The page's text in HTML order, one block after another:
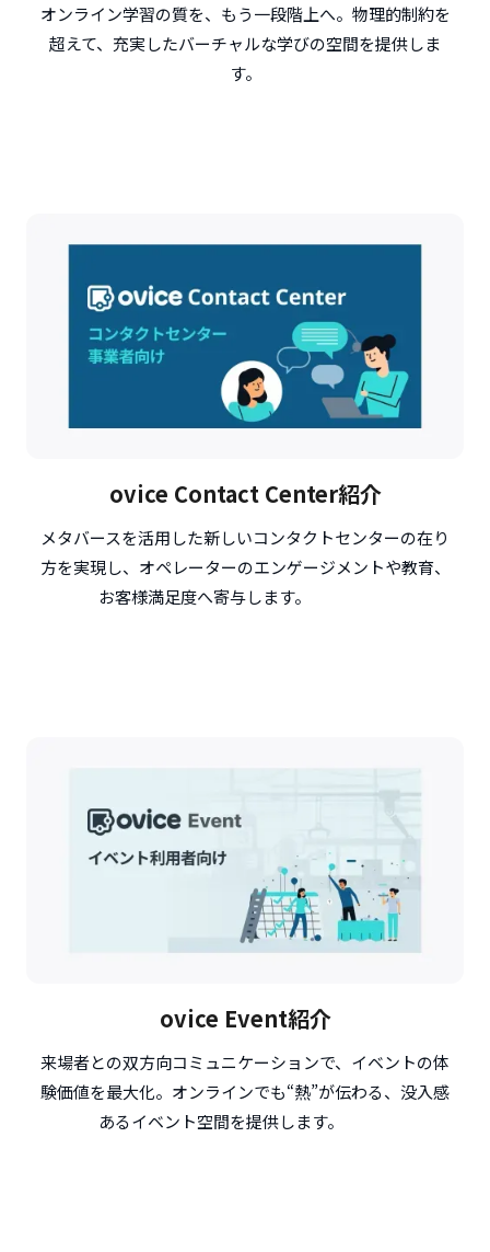
オンライン学習の質を、もう一段階上へ。物理的制約を
超えて、充実したバーチャルな学びの空間を提供しま
す。
ovice Contact Center紹介
メタバースを活用した新しいコンタクトセンターの在り
方を実現し、オペレーターのエンゲージメントや教育、
お客様満足度へ寄与します。
ovice Event紹介
来場者との双方向コミュニケーションで、イベントの体
験価値を最大化。オンラインでも“熱”が伝わる、没入感
あるイベント空間を提供します。